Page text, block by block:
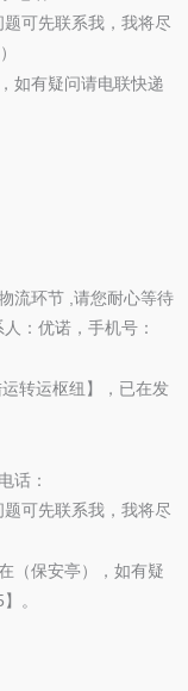
可先联系我，我将尽
如有疑问请电联快递
流环节 ,请您耐心等待
：优诺，手机号：
转运枢纽】，已在发
话：
可先联系我，我将尽
（保安亭），如有疑
。